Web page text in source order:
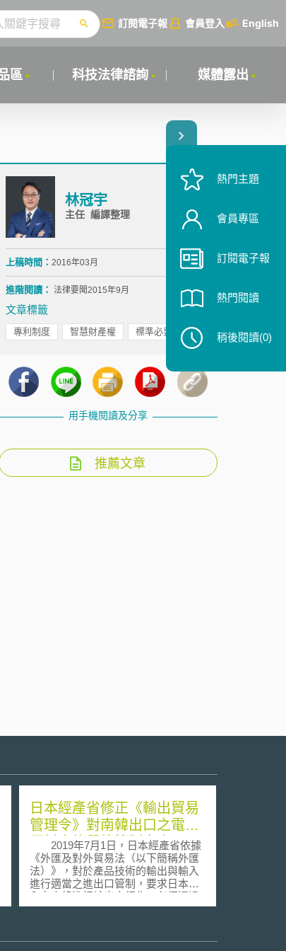
訂閱電子報 會員登入 English
區 科技法律諮詢 媒體露出
林冠宇
主任 編譯整理
上稿時間： 2016年03月
進階閱讀： 法律要聞2015年9月
文章標籤
專利制度 智慧財產權 標準必要專利
用手機閱讀及分享
推薦文章
日本經產省修正《輸出貿易
管理令》對南韓出口之電子
原料實施嚴格管制審查
2019年7月1日，日本經產省依據
《外匯及對外貿易法（以下簡稱外匯
法）》，對於產品技術的輸出與輸入
進行適當之進出口管制，要求日本國
內向南韓進行輸出之行為，必須通過
嚴格的出口管制審查。日本經產省表
熱門主題
會員專區
訂閱電子報
熱門閱讀
稍後閱讀(0)